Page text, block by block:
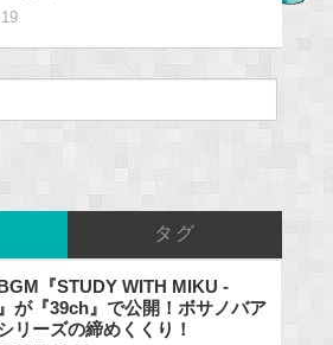
タグ
『STUDY WITH MIKU -
が『39ch』で公開！ボサノバア
リーズの締めくくり！